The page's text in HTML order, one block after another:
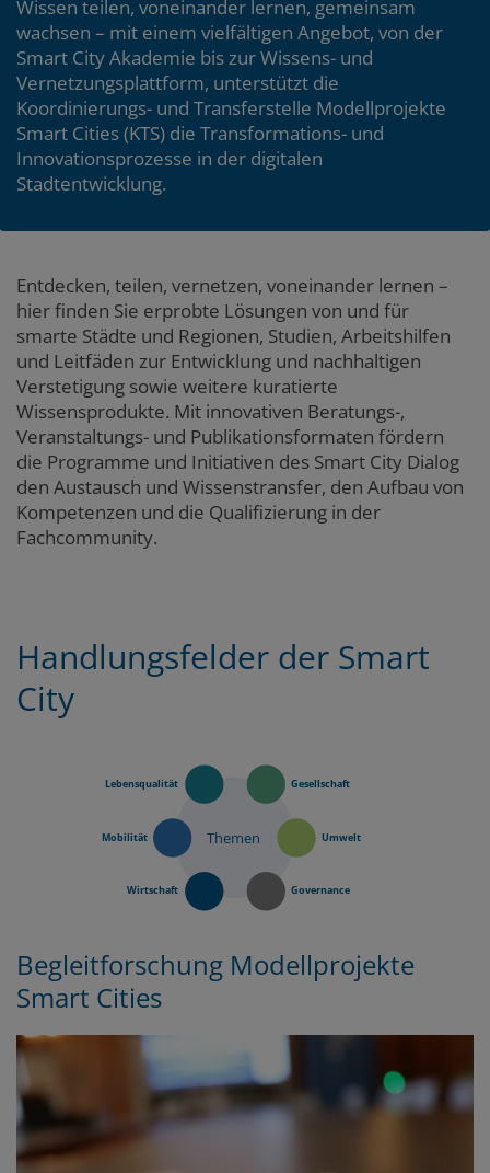
Wissen teilen, voneinander lernen, gemeinsam
wachsen – mit einem vielfältigen Angebot, von der
Smart City Akademie bis zur Wissens- und
Vernetzungsplattform, unterstützt die
Koordinierungs- und Transferstelle Modellprojekte
Smart Cities (KTS) die Transformations- und
Innovationsprozesse in der digitalen
Stadtentwicklung.
Entdecken, teilen, vernetzen, voneinander lernen –
hier finden Sie erprobte Lösungen von und für
smarte Städte und Regionen, Studien, Arbeitshilfen
und Leitfäden zur Entwicklung und nachhaltigen
Verstetigung sowie weitere kuratierte
Wissensprodukte. Mit innovativen Beratungs-,
Veranstaltungs- und Publikationsformaten fördern
die Programme und Initiativen des Smart City Dialog
den Austausch und Wissenstransfer, den Aufbau von
Kompetenzen und die Qualifizierung in der
Fachcommunity.
Zum
Seitenbereich
Zum
Hauptinhalt
Marginalspalte
Handlungsfelder der Smart
City
Themen
Gesellschaft
Umwelt
Governance
Lebensqualität
Mobilität
Wirtschaft
Begleitforschung Modellprojekte
Smart Cities